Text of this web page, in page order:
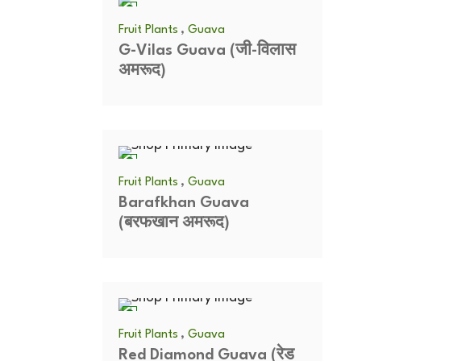
Fruit Plants , Guava
G-Vilas Guava (जी-विलास
अमरूद)
Fruit Plants , Guava
Barafkhan Guava
(बरफखान अमरूद)
Fruit Plants , Guava
Red Diamond Guava (रेड